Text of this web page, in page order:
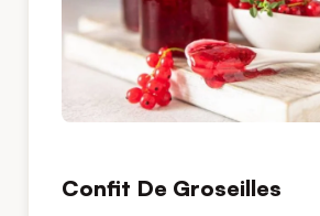
Confit De Groseilles